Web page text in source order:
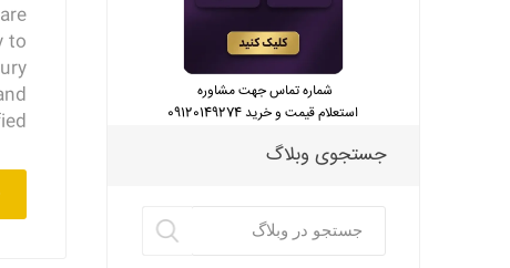
to
شماره تماس جهت مشاوره
استعلام قیمت و خرید 09120149274
جستجوی وبلاگ